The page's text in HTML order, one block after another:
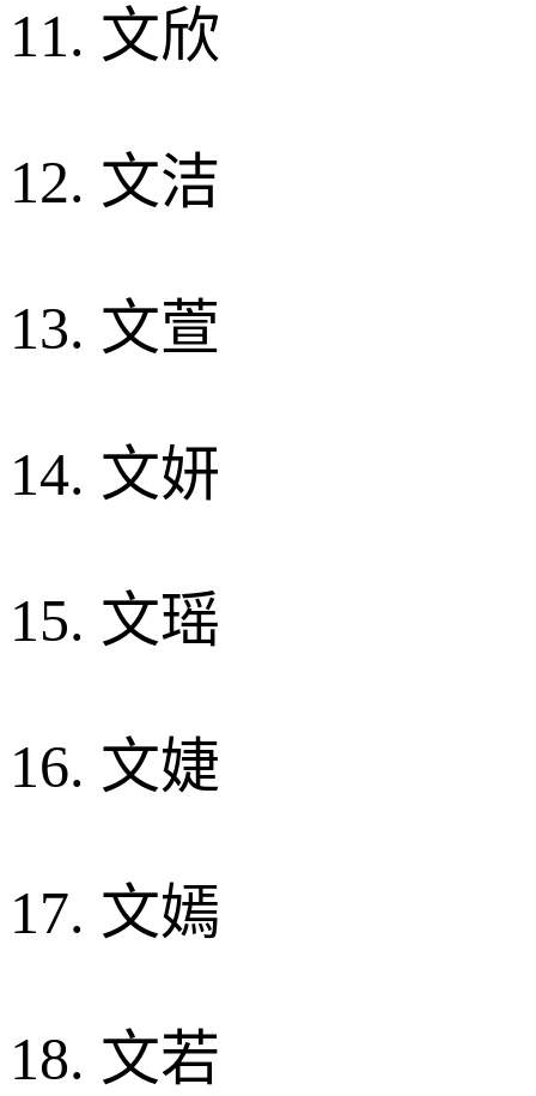
11. 文欣
12. 文洁
13. 文萱
14. 文妍
15. 文瑶
16. 文婕
17. 文嫣
18. 文若